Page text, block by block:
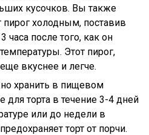
кусочков. Вы также
пирог холодным, поставив
часа после того, как он
Этот пирог,
вкуснее и легче.
хранить в пищевом
для торта в течение 3-4 дней
или до недели в
торт от порчи.